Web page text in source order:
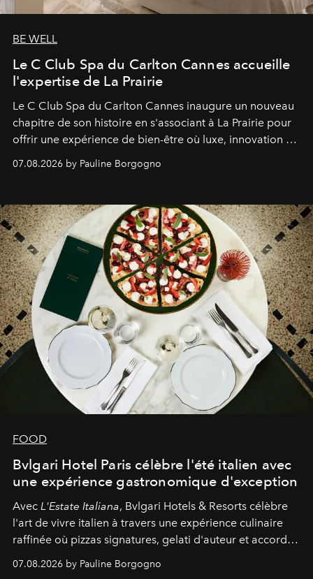
BE WELL
Le C Club Spa du Carlton Cannes accueille
l'expertise de La Prairie
Le C Club Spa du Carlton Cannes inaugure un nouveau
chapitre de son histoire en s'associant à La Prairie pour
offrir une expérience de bien-être où luxe, innovation et
07.08.2026 by Pauline Borgogno
FOOD
Bvlgari Hotel Paris célèbre l'été italien avec
une expérience gastronomique d'exception
Avec L'Estate Italiana, Bvlgari Hotels & Resorts célèbre
l'art de vivre italien à travers une expérience culinaire
raffinée où pizzas signatures, gelati d'auteur et accords
07.08.2026 by Pauline Borgogno